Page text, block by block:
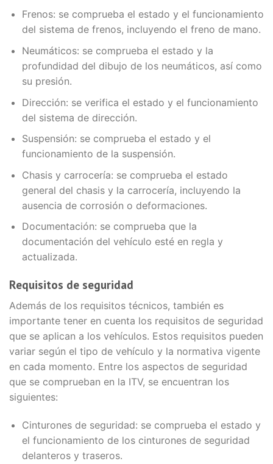
Frenos: se comprueba el estado y el funcionamiento
del sistema de frenos, incluyendo el freno de mano.
Neumáticos: se comprueba el estado y la
profundidad del dibujo de los neumáticos, así como
su presión.
Dirección: se verifica el estado y el funcionamiento
del sistema de dirección.
Suspensión: se comprueba el estado y el
funcionamiento de la suspensión.
Chasis y carrocería: se comprueba el estado
general del chasis y la carrocería, incluyendo la
ausencia de corrosión o deformaciones.
Documentación: se comprueba que la
documentación del vehículo esté en regla y
actualizada.
Requisitos de seguridad
Además de los requisitos técnicos, también es
importante tener en cuenta los requisitos de seguridad
que se aplican a los vehículos. Estos requisitos pueden
variar según el tipo de vehículo y la normativa vigente
en cada momento. Entre los aspectos de seguridad
que se comprueban en la ITV, se encuentran los
siguientes:
Cinturones de seguridad: se comprueba el estado y
el funcionamiento de los cinturones de seguridad
delanteros y traseros.